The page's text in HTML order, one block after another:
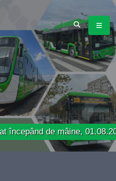
de mâine, 01.08.2026,